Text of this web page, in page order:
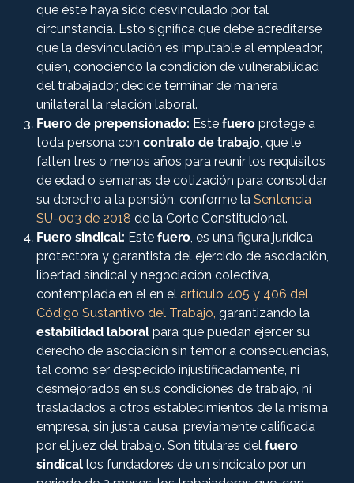
que éste haya sido desvinculado por tal
circunstancia. Esto significa que debe acreditarse
que la desvinculación es imputable al empleador,
quien, conociendo la condición de vulnerabilidad
del trabajador, decide terminar de manera
unilateral la relación laboral.
Fuero de prepensionado: Este fuero protege a
toda persona con contrato de trabajo, que le
falten tres o menos años para reunir los requisitos
de edad o semanas de cotización para consolidar
su derecho a la pensión, conforme la Sentencia
SU-003 de 2018 de la Corte Constitucional.
Fuero sindical: Este fuero, es una figura jurídica
protectora y garantista del ejercicio de asociación,
libertad sindical y negociación colectiva,
contemplada en el en el artículo 405 y 406 del
Código Sustantivo del Trabajo, garantizando la
estabilidad laboral para que puedan ejercer su
derecho de asociación sin temor a consecuencias,
tal como ser despedido injustificadamente, ni
desmejorados en sus condiciones de trabajo, ni
trasladados a otros establecimientos de la misma
empresa, sin justa causa, previamente calificada
por el juez del trabajo. Son titulares del fuero
sindical los fundadores de un sindicato por un